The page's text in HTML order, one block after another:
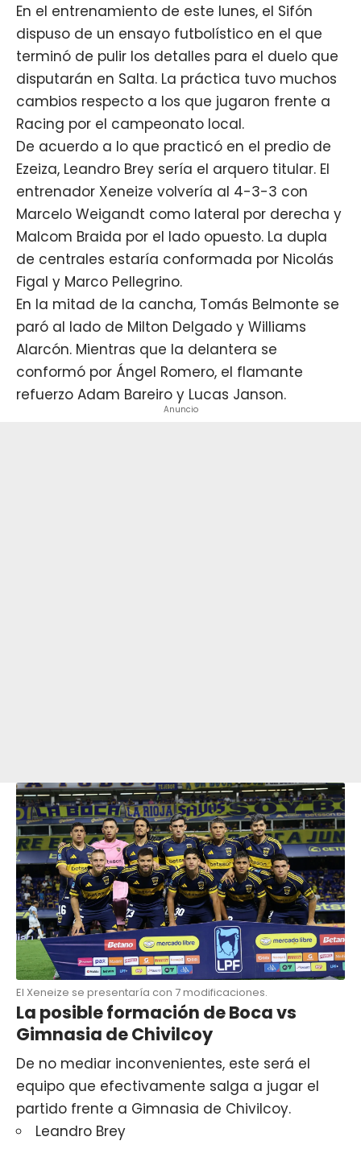
En el entrenamiento de este lunes, el Sifón
dispuso de un ensayo futbolístico en el que
terminó de pulir los detalles para el duelo que
disputarán en Salta. La práctica tuvo muchos
cambios respecto a los que jugaron frente a
Racing por el campeonato local.
De acuerdo a lo que practicó en el predio de
Ezeiza, Leandro Brey sería el arquero titular. El
entrenador Xeneize volvería al 4-3-3 con
Marcelo Weigandt como lateral por derecha y
Malcom Braida por el lado opuesto. La dupla
de centrales estaría conformada por Nicolás
Figal y Marco Pellegrino.
En la mitad de la cancha, Tomás Belmonte se
paró al lado de Milton Delgado y Williams
Alarcón. Mientras que la delantera se
conformó por Ángel Romero, el flamante
refuerzo Adam Bareiro y Lucas Janson.
Anuncio
El Xeneize se presentaría con 7 modificaciones.
La posible formación de Boca vs
Gimnasia de Chivilcoy
De no mediar inconvenientes, este será el
equipo que efectivamente salga a jugar el
partido frente a Gimnasia de Chivilcoy.
Leandro Brey